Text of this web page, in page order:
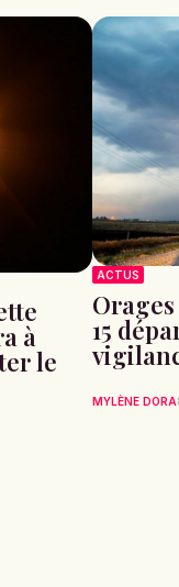
à
le
ACTUS
15
MYLÈNE DORA